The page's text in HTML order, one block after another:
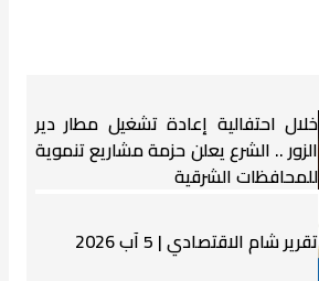
خلال احتفالية إعادة تشغيل مطار دير
الزور .. الشرع يعلن حزمة مشاريع تنموية
للمحافظات الشرقية
تقرير شام الاقتصادي | 5 آب 2026